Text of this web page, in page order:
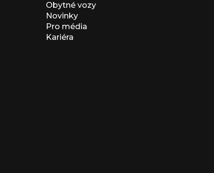
Obytné vozy
Novinky
Pro média
Kariéra